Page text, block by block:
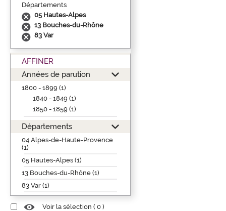
Départements
05 Hautes-Alpes
13 Bouches-du-Rhône
83 Var
AFFINER
Années de parution
1800 - 1899 (1)
1840 - 1849 (1)
1850 - 1859 (1)
Départements
04 Alpes-de-Haute-Provence
(1)
05 Hautes-Alpes (1)
13 Bouches-du-Rhône (1)
83 Var (1)
Voir la sélection ( 0 )